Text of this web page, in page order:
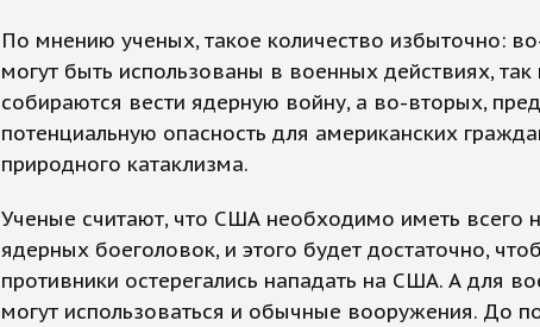
По мнению ученых, такое количество избыточно:
могут быть использованы в военных действиях,
собираются вести ядерную войну, а во-вторых,
потенциальную опасность для американских
природного катаклизма.
Ученые считают, что США необходимо иметь всего
ядерных боеголовок, и этого будет достаточно,
противники остерегались нападать на США. А для
могут использоваться и обычные вооружения. До